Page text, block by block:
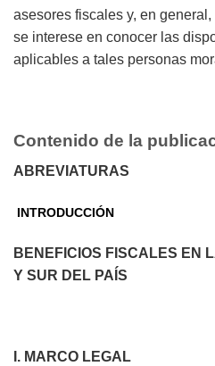
asesores fiscales y, en
se interese en conocer las
aplicables a tales personas
Contenido de la
ABREVIATURAS
INTRODUCCIÓN
BENEFICIOS FISCALES EN
Y SUR DEL PAÍS
I. MARCO LEGAL